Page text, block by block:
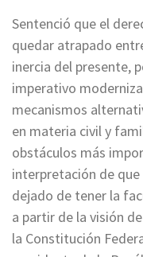
Sentenció que el
quedar atrapado
inercia del presente,
imperativo
mecanismos
en materia civil y
obstáculos más
interpretación de
dejado de tener la
a partir de la visión
la Constitución